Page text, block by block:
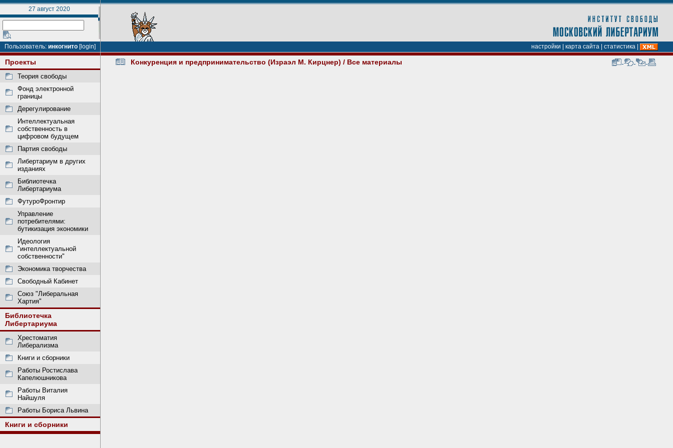
27 август 2020
Пользователь: инкогнито [login] настройки карта сайта статистика
Проекты
Теория свободы
Фонд электронной
границы
Дерегулирование
Интеллектуальная
собственность в
цифровом будущем
Партия свободы
Либертариум в других
изданиях
Библиотечка
Либертариума
ФутуроФронтир
Управление
потребителями:
бутикизация экономики
Идеология
"интеллектуальной
собственности"
Экономика творчества
Свободный Кабинет
Союз "Либеральная
Хартия"
Библиотечка
Либертариума
Хрестоматия
Либерализма
Книги и сборники
Работы Ростислава
Капелюшникова
Работы Виталия
Найшуля
Работы Бориса Львина
Книги и сборники
Конкуренция и предпринимательство (Израэл М. Кирцнер) / Все материалы